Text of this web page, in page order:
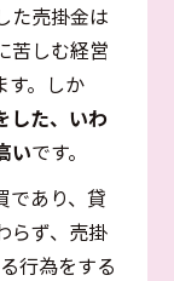
た売掛金は
苦しむ経営
す。しか
した、いわ
いです。
であり、貸
らず、売掛
行為をする